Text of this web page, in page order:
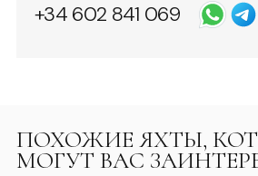
+34 602 841 069
ПОХОЖИЕ ЯХТЫ,
МОГУТ ВАС